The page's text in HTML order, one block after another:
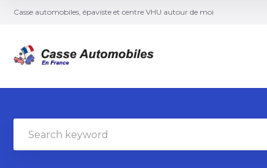
Casse automobiles, épaviste et centre VHU autour de moi